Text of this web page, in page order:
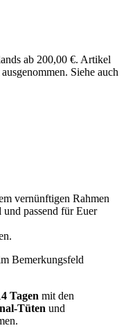
ab 200,00 €. Artikel
Siehe auch
vernünftigen Rahmen
passend für Euer
Bemerkungsfeld
Tagen mit den
Tüten und